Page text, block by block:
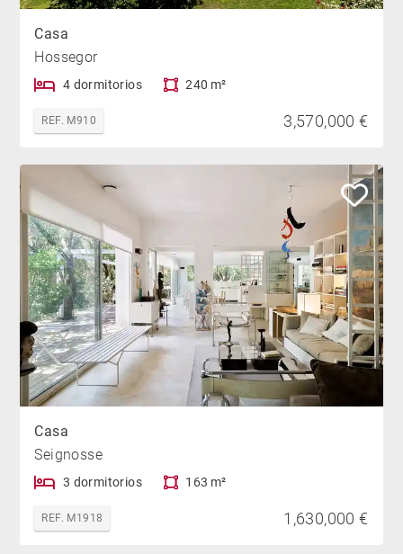
Casa
Hossegor
4 dormitorios 240 m²
REF. M910 3,570,000 €
Casa
Seignosse
3 dormitorios 163 m²
REF. M1918 1,630,000 €